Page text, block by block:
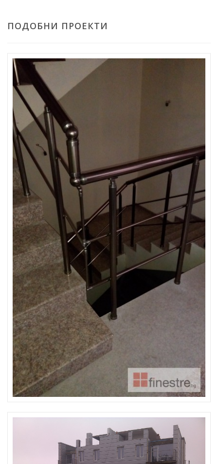
ПОДОБНИ ПРОЕКТИ